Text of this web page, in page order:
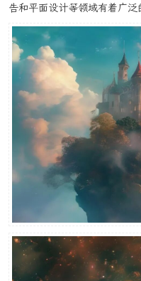
度等参数，以及运用模糊、渐
告和平面设计等领域有着广泛